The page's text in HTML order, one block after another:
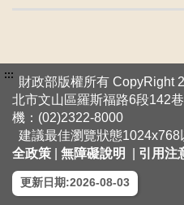
:::財政部版權所有 CopyRight
北市文山區羅斯福路6段142
機：(02)2322-8000
建議最佳瀏覽狀態1024x768
全政策
無障礙說明 引用注
更新日期:2026-08-03